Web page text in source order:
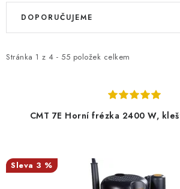
V
i
u
k
Stránka 1 z 4 - 55 položek celkem
Ř
e
d
u
DOPORUČUJEME
CMT 7E Horní frézka 2400 W,
3 %